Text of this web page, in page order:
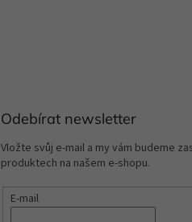
Odebírat newsletter
Vložte svůj e-mail a my vám budeme
produktech na našem e-shopu.
E-mail